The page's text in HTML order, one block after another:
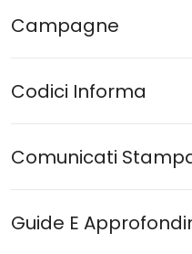
Campagne
Codici Informa
Comunicati
Guide E